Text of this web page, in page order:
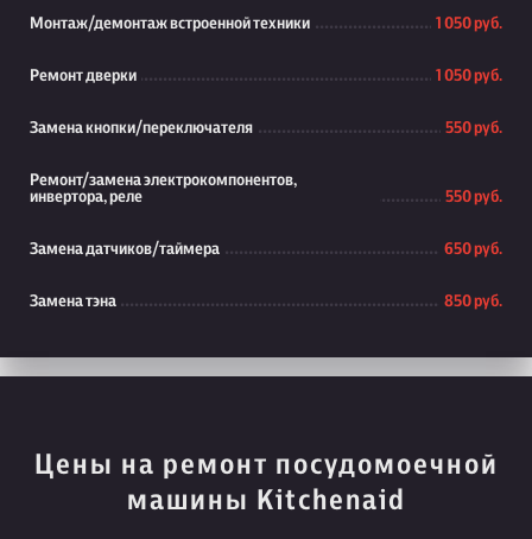
Монтаж/демонтаж встроенной техники 1 050 руб.
Ремонт дверки 1 050 руб.
Замена кнопки/переключателя 550 руб.
Ремонт/замена электрокомпонентов,
инвертора, реле
550 руб.
Замена датчиков/таймера 650 руб.
Замена тэна 850 руб.
Цены на ремонт посудомоечной
машины Kitchenaid